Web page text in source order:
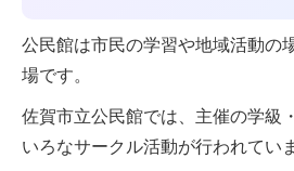
公民館は市民の学習や地域活動の
場です。
佐賀市立公民館では、主催の学級
いろなサークル活動が行われてい